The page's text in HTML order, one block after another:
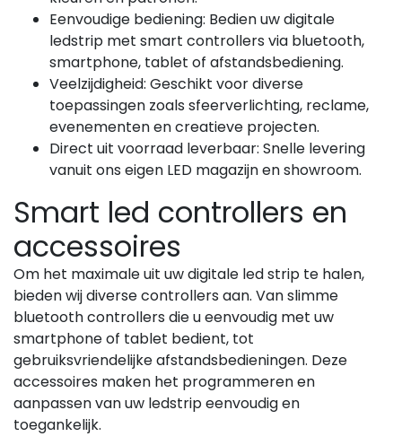
Eenvoudige bediening: Bedien uw digitale
ledstrip met smart controllers via bluetooth,
smartphone, tablet of afstandsbediening.
Veelzijdigheid: Geschikt voor diverse
toepassingen zoals sfeerverlichting, reclame,
evenementen en creatieve projecten.
Direct uit voorraad leverbaar: Snelle levering
vanuit ons eigen LED magazijn en showroom.
Smart led controllers en
accessoires
Om het maximale uit uw digitale led strip te halen,
bieden wij diverse controllers aan. Van slimme
bluetooth controllers die u eenvoudig met uw
smartphone of tablet bedient, tot
gebruiksvriendelijke afstandsbedieningen. Deze
accessoires maken het programmeren en
aanpassen van uw ledstrip eenvoudig en
toegankelijk.